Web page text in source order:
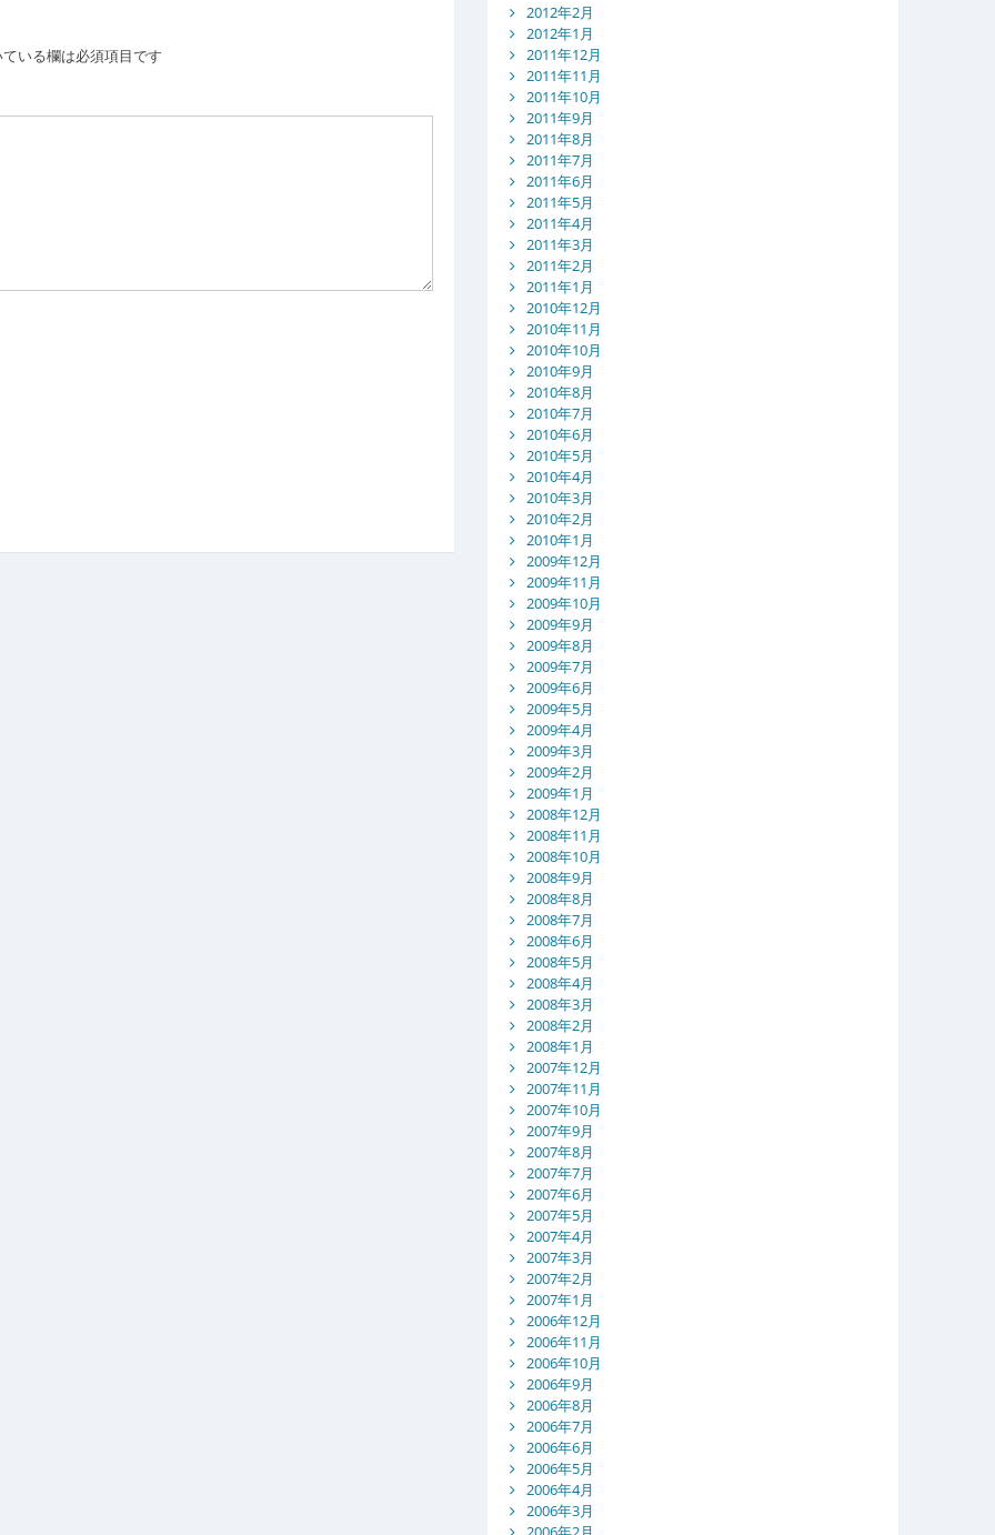
いる欄は必須項目です
2012年2月
2012年1月
2011年12月
2011年11月
2011年10月
2011年9月
2011年8月
2011年7月
2011年6月
2011年5月
2011年4月
2011年3月
2011年2月
2011年1月
2010年12月
2010年11月
2010年10月
2010年9月
2010年8月
2010年7月
2010年6月
2010年5月
2010年4月
2010年3月
2010年2月
2010年1月
2009年12月
2009年11月
2009年10月
2009年9月
2009年8月
2009年7月
2009年6月
2009年5月
2009年4月
2009年3月
2009年2月
2009年1月
2008年12月
2008年11月
2008年10月
2008年9月
2008年8月
2008年7月
2008年6月
2008年5月
2008年4月
2008年3月
2008年2月
2008年1月
2007年12月
2007年11月
2007年10月
2007年9月
2007年8月
2007年7月
2007年6月
2007年5月
2007年4月
2007年3月
2007年2月
2007年1月
2006年12月
2006年11月
2006年10月
2006年9月
2006年8月
2006年7月
2006年6月
2006年5月
2006年4月
2006年3月